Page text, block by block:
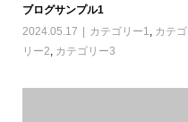
ブログサンプル1
2024.05.17
カテゴリー1
カテゴ
リー2 カテゴリー3